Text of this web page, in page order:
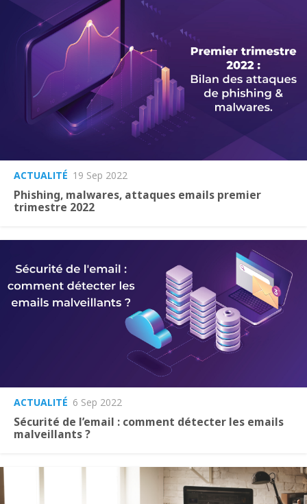
ACTUALITÉ 19 Sep 2022
Phishing, malwares, attaques emails premier
trimestre 2022
ACTUALITÉ 6 Sep 2022
Sécurité de l’email : comment détecter les emails
malveillants ?